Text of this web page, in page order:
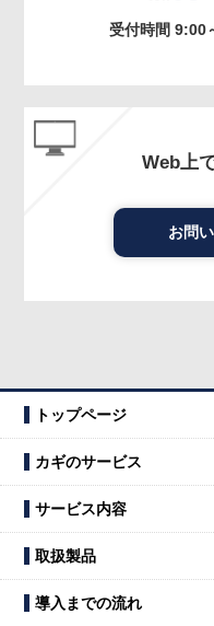
受付時間 9:00
Web上
お問
トップページ
カギのサービス
サービス内容
取扱製品
導入までの流れ